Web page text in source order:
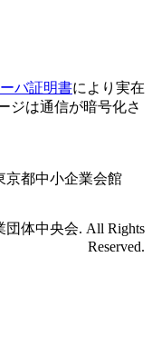
バ証明書により実在
ジは通信が暗号化さ
京都中小企業会館
団体中央会. All Rights
Reserved.